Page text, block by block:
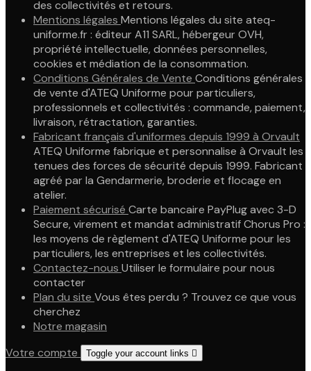
des collectivités et retours.
Mentions légales Mentions légales du site ateq-
uniforme.fr : éditeur A11 SARL, hébergeur OVH,
propriété intellectuelle, données personnelles,
cookies et médiation de la consommation.
Conditions Générales de Vente Conditions générales
de vente d'ATEQ Uniforme pour particuliers,
professionnels et collectivités : commande, paiement,
livraison, rétractation, garanties.
Fabricant français d'uniformes depuis 1999 à Orvault
ATEQ Uniforme fabrique et personnalise à Orvault les
tenues des forces de sécurité depuis 1999. Fabricant
agréé par la Gendarmerie, broderie et flocage en
atelier.
Paiement sécurisé Carte bancaire PayPlug avec 3-D
Secure, virement et mandat administratif Chorus Pro :
les moyens de règlement d'ATEQ Uniforme pour les
particuliers, les entreprises et les collectivités.
Contactez-nous Utiliser le formulaire pour nous
contacter
Plan du site Vous êtes perdu ? Trouvez ce que vous
cherchez
Notre magasin
Votre compte
Toggle your account links 